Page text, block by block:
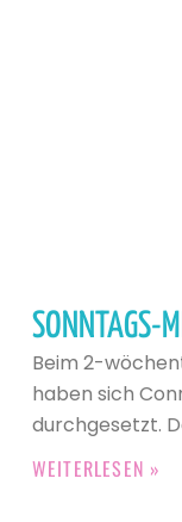
SONNTAGS-
Beim 2-
haben sich
durchgesetzt.
WEITERLESEN »